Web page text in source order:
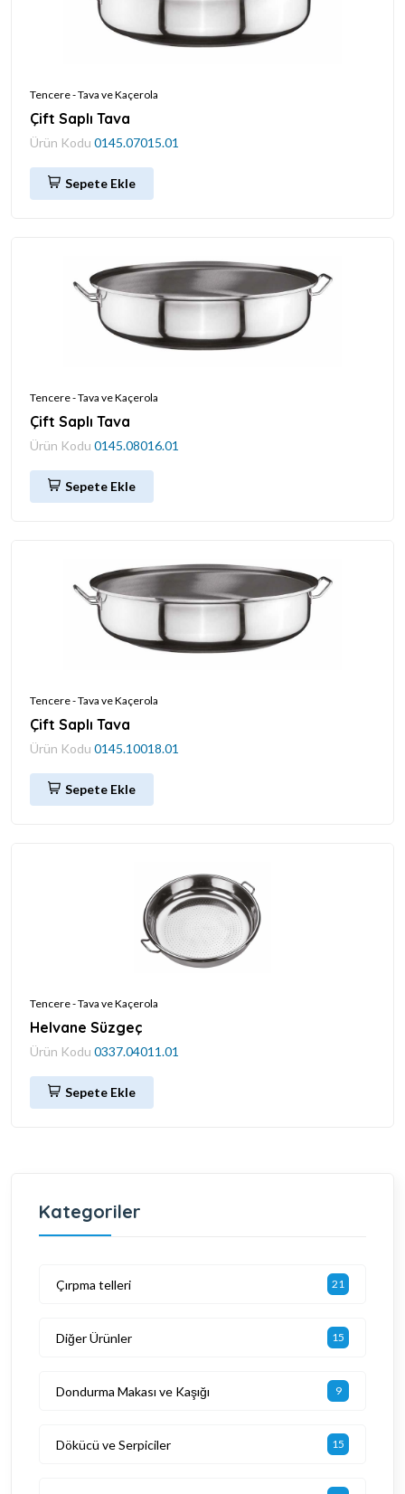
Tencere - Tava ve Kaçerola
Çift Saplı Tava
Ürün Kodu 0145.07015.01
Sepete Ekle
Tencere - Tava ve Kaçerola
Çift Saplı Tava
Ürün Kodu 0145.08016.01
Sepete Ekle
Tencere - Tava ve Kaçerola
Çift Saplı Tava
Ürün Kodu 0145.10018.01
Sepete Ekle
Tencere - Tava ve Kaçerola
Helvane Süzgeç
Ürün Kodu 0337.04011.01
Sepete Ekle
Kategoriler
Çırpma telleri 21
Diğer Ürünler 15
Dondurma Makası ve Kaşığı 9
Dökücü ve Serpiciler 15